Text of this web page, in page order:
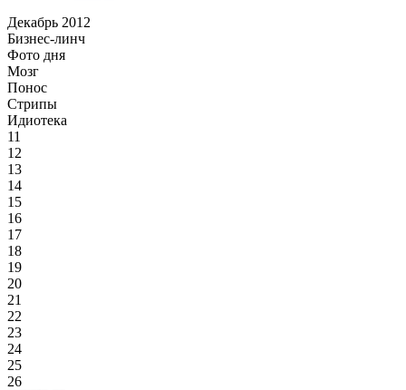
Декабрь 2012
Бизнес-линч
Фото дня
Мозг
Понос
Стрипы
Идиотека
11
12
13
14
15
16
17
18
19
20
21
22
23
24
25
26